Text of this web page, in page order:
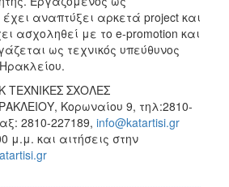
αναπτύξει αρκετά project και
ασχοληθεί με το e-promotion και
ως τεχνικός υπεύθυνος
ΤΕΧΝΙΚΕΣ ΣΧΟΛΕΣ
Κορωναίου 9, τηλ:2810-
2810-227189, info@katartisi.gr
μ.μ. και αιτήσεις στην